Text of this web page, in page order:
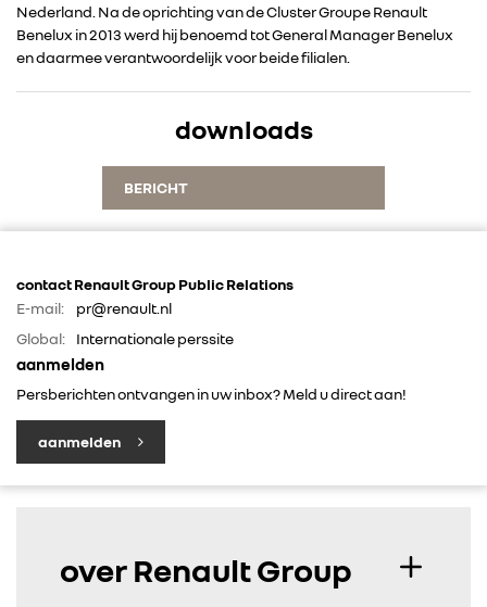
RENAULT
ALLIANCE
FOTO’S & VIDEO’S
IN DE MEDIA
CONTACT
Nederland. Na de oprichting van de Cluster Groupe Renault
Benelux in 2013 werd hij benoemd tot General Manager Benelux
en daarmee verantwoordelijk voor beide filialen.
downloads
BERICHT
contact Renault Group Public Relations
E-mail:
pr@renault.nl
Global:
Internationale perssite
aanmelden
Persberichten ontvangen in uw inbox? Meld u direct aan!
aanmelden
over Renault Group